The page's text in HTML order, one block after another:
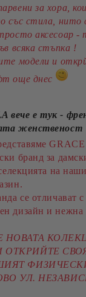
за хора,
със стила, нито
аксесоар -
всяка стъпка !
модели и
още днес
вече е тук -
женственост
бранд за
на
се отличават с
дизайн и нежна
НОВАТА
ОТКРИЙТЕ
УЛ.